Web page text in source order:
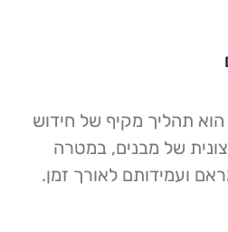
מקיף של חידוש
במטרה
לאורך זמן.